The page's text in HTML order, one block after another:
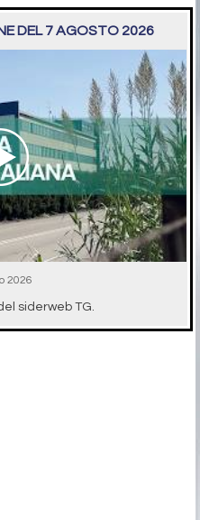
DEL 7 AGOSTO 2026
2026
siderweb TG.